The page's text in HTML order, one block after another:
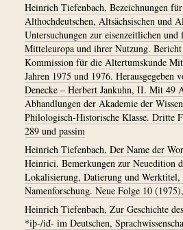
Heinrich Tiefenbach, Bezeichnungen
Althochdeutschen, Altsächsischen und
Untersuchungen zur eisenzeitlichen
Mitteleuropa und ihrer Nutzung.
Kommission für die Altertumskunde
Jahren 1975 und 1976.
Denecke – Herbert Jankuhn, II. Mit 49
Abhandlungen der Akademie der
Philologisch-Historische Klasse. Dritte
289 und passim
Heinrich Tiefenbach, Der Name der
Heinrici. Bemerkungen zur Neuedition
Lokalisierung, Datierung und Werktitel,
Namenforschung. Neue Folge 10
Heinrich Tiefenbach, Zur Geschichte
*iþ-/iđ- im Deutschen,